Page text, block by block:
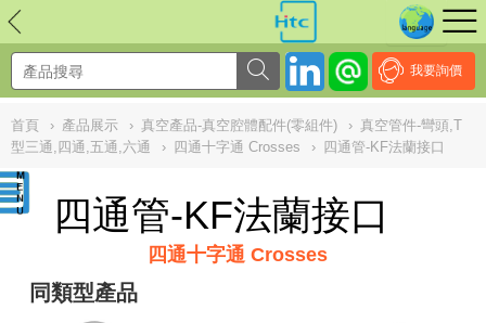
我要詢價
首頁 › 產品展示 › 真空產品-真空腔體配件(零組件) › 真空管件-彎頭,T
型三通,四通,五通,六通
› 四通十字通 Crosses › 四通管-KF法蘭接口
四通管-KF法蘭接口
四通十字通 Crosses
同類型產品
NULL